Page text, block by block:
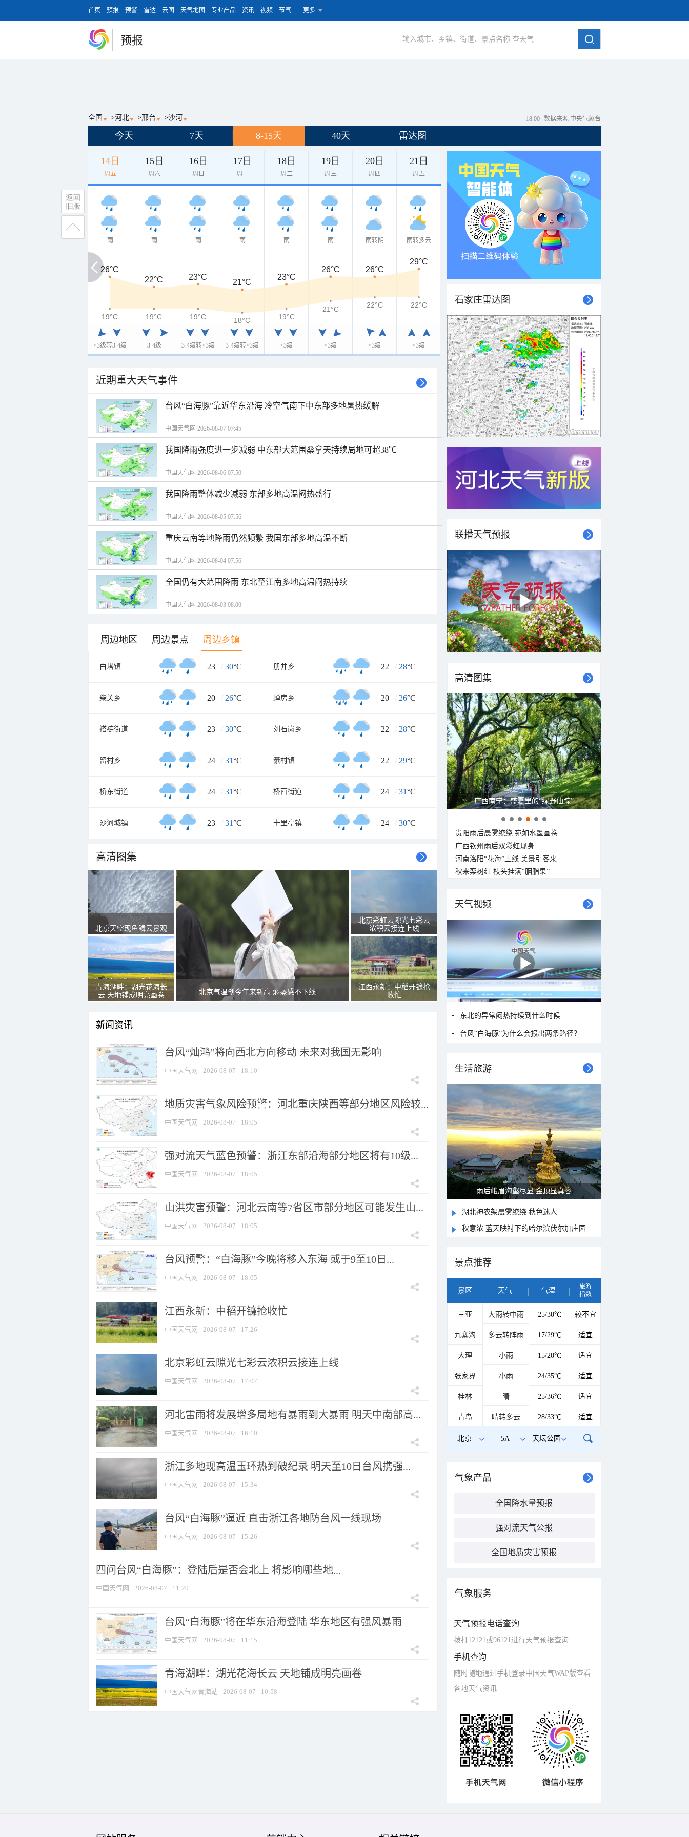
首页 预报 预警 雷达 云图 天气地图 专业产品 资讯 视频 节气 更多
预报
全国 >河北 >邢台 >沙河 18:00 数据来源 中央气象台
今天 7天 8-15天 40天 雷达图
14日
周五
15日
周六
16日
周日
17日
周一
18日
周二
19日
周三
20日
周四
21日
周五
雨
<3级转3-4级
雨
3-4级
雨
3-4级转<3级
雨
3-4级转<3级
雨
<3级
雨
<3级
雨转阴
<3级
雨转多云
<3级
26°C
26°C
22°C
23°C
21°C
23°C
26°C 26°C
29°C
19°C
19°C 19°C 19°C 18°C 19°C
21°C 22°C 22°C
近期重大天气事件
台风“白海豚”靠近华东沿海 冷空气南下中东部多地暑热缓解
中国天气网 2026-08-07 07:45
我国降雨强度进一步减弱 中东部大范围桑拿天持续局地可超38℃
中国天气网 2026-08-06 07:50
我国降雨整体减少减弱 东部多地高温闷热盛行
中国天气网 2026-08-05 07:56
重庆云南等地降雨仍然频繁 我国东部多地高温不断
中国天气网 2026-08-04 07:56
全国仍有大范围降雨 东北至江南多地高温闷热持续
中国天气网 2026-08-03 08:00
周边地区 周边景点 周边乡镇
白塔镇 23 / 30°C 册井乡 22 / 28°C
柴关乡 20 / 26°C 蝉房乡 20 / 26°C
褡裢街道 23 / 30°C 刘石岗乡 22 / 28°C
留村乡 24 / 31°C 綦村镇 22 / 29°C
桥东街道 24 / 31°C 桥西街道 24 / 31°C
沙河城镇 23 / 31°C 十里亭镇 24 / 30°C
高清图集
北京天空现鱼鳞云景观
青海湖畔：湖光花海长
云 天地铺成明亮画卷
北京气温创今年来新高 焖蒸感不下线
北京彩虹云隙光七彩云
浓积云接连上线
江西永新：中稻开镰抢
收忙
新闻资讯
台风“灿鸿”将向西北方向移动 未来对我国无影响
中国天气网 2026-08-07 18:10
地质灾害气象风险预警：河北重庆陕西等部分地区风险较...
中国天气网 2026-08-07 18:05
强对流天气蓝色预警：浙江东部沿海部分地区将有10级...
中国天气网 2026-08-07 18:05
山洪灾害预警：河北云南等7省区市部分地区可能发生山...
中国天气网 2026-08-07 18:05
台风预警：“白海豚”今晚将移入东海 或于9至10日...
中国天气网 2026-08-07 18:05
江西永新：中稻开镰抢收忙
中国天气网 2026-08-07 17:26
北京彩虹云隙光七彩云浓积云接连上线
中国天气网 2026-08-07 17:07
河北雷雨将发展增多局地有暴雨到大暴雨 明天中南部高...
中国天气网 2026-08-07 16:10
浙江多地现高温玉环热到破纪录 明天至10日台风携强...
中国天气网 2026-08-07 15:34
台风“白海豚”逼近 直击浙江各地防台风一线现场
中国天气网 2026-08-07 15:26
四问台风“白海豚”：登陆后是否会北上 将影响哪些地...
中国天气网 2026-08-07 11:20
台风“白海豚”将在华东沿海登陆 华东地区有强风暴雨
中国天气网 2026-08-07 11:15
青海湖畔：湖光花海长云 天地铺成明亮画卷
中国天气网青海站 2026-08-07 10:58
石家庄雷达图
联播天气预报
高清图集
广西南宁：盛夏里的“绿野仙踪”
贵阳雨后晨雾缭绕 宛如水墨画卷
广西钦州雨后双彩虹现身
河南洛阳“花海”上线 美景引客来
秋来栾树红 枝头挂满“胭脂果”
天气视频
东北的异常闷热持续到什么时候
台风“白海豚”为什么会报出两条路径？
生活旅游
雨后峨眉沟壑尽显 金顶显真容
湖北神农架晨雾缭绕 秋色迷人
秋意浓 蓝天映衬下的哈尔滨伏尔加庄园
景点推荐
景区 天气 气温
旅游
指数
三亚 大雨转中雨 25/30℃ 较不宜
九寨沟 多云转阵雨 17/29℃ 适宜
大理 小雨 15/20℃ 适宜
张家界 小雨 24/35℃ 适宜
桂林 晴 25/36℃ 适宜
青岛 晴转多云 28/33℃ 适宜
北京 5A 天坛公园
气象产品
全国降水量预报
强对流天气公报
全国地质灾害预报
气象服务
天气预报电话查询
拨打12121或96121进行天气预报查询
手机查询
随时随地通过手机登录中国天气WAP版查看
各地天气资讯